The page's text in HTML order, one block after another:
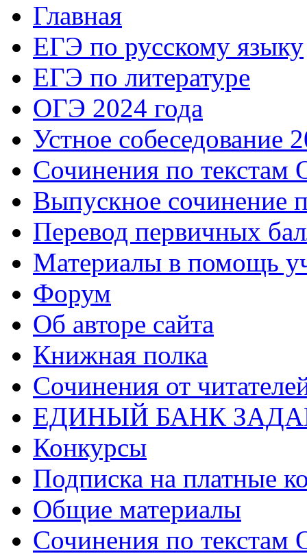
Главная
ЕГЭ по русскому языку
ЕГЭ по литературе
ОГЭ 2024 года
Устное собеседование
Сочинения по текстам
Выпускное сочинение
Перевод первичных
Материалы в помощь
Форум
Об авторе сайта
Книжная полка
Cочинения от
ЕДИНЫЙ БАНК
Конкурсы
Подписка на платные
Общие материалы
Сочинения по текстам